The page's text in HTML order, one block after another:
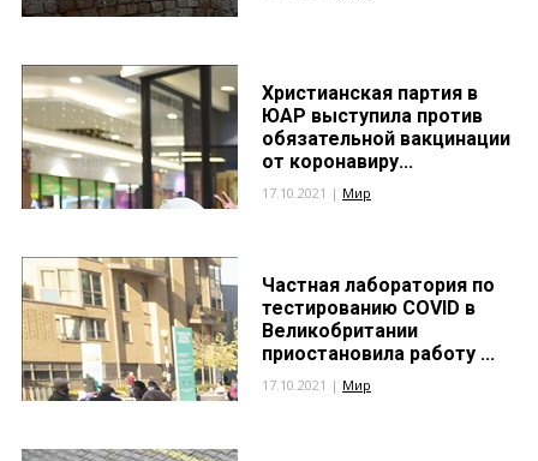
Христианская партия в
ЮАР выступила против
обязательной вакцинации
от коронавиру...
17.10.2021 | Мир
Частная лаборатория по
тестированию COVID в
Великобритании
приостановила работу ...
17.10.2021 | Мир